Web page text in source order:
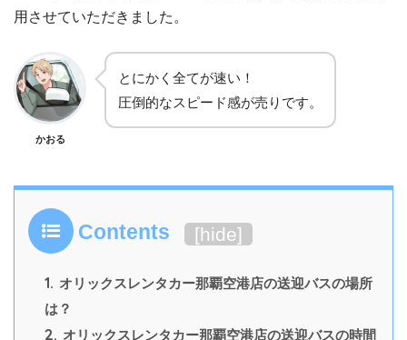
用させていただきました。
かおる
とにかく全てが速い！
圧倒的なスピード感が売りです。
Contents [hide]
1. オリックスレンタカー那覇空港店の送迎バスの場所
は？
2. オリックスレンタカー那覇空港店の送迎バスの時間